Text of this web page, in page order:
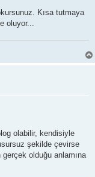
Kısa tutmaya
oluyor...
olabilir, kendisiyle
şekilde çevirse
gerçek olduğu anlamına